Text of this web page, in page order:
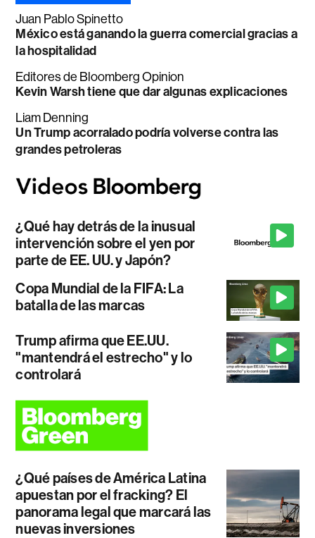
Juan Pablo Spinetto
México está ganando la guerra comercial gracias a
la hospitalidad
Editores de Bloomberg Opinion
Kevin Warsh tiene que dar algunas explicaciones
Liam Denning
Un Trump acorralado podría volverse contra las
grandes petroleras
¿Qué hay detrás de la inusual
intervención sobre el yen por
parte de EE. UU. y Japón?
Copa Mundial de la FIFA: La
batalla de las marcas
Trump afirma que EE.UU.
"mantendrá el estrecho" y lo
controlará
¿Qué países de América Latina
apuestan por el fracking? El
panorama legal que marcará las
nuevas inversiones